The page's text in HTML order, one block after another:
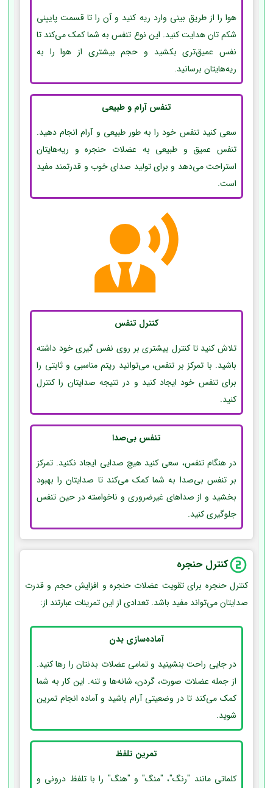
هوا را از طریق بینی وارد ریه کنید و آن را تا قسمت پایینی
شکم تان هدایت کنید. این نوع تنفس به شما کمک می‌کند تا
نفس عمیق‌تری بکشید و حجم بیشتری از هوا را به
ریه‌هایتان برسانید.
تنفس آرام و طبیعی
سعی کنید تنفس خود را به طور طبیعی و آرام انجام دهید.
تنفس عمیق و طبیعی به عضلات حنجره و ریه‌هایتان
استراحت می‌دهد و برای تولید صدای خوب و قدرتمند مفید
است.
کنترل تنفس
تلاش کنید تا کنترل بیشتری بر روی نفس گیری خود داشته
باشید. با تمرکز بر تنفس، می‌توانید ریتم مناسبی و ثابتی را
برای تنفس خود ایجاد کنید و در نتیجه صدایتان را کنترل
کنید.
تنفس بی‌صدا
در هنگام تنفس، سعی کنید هیچ صدایی ایجاد نکنید. تمرکز
بر تنفس بی‌صدا به شما کمک می‌کند تا صدایتان را بهبود
بخشید و از صداهای غیرضروری و ناخواسته در حین تنفس
جلوگیری کنید.
کنترل حنجره
کنترل حنجره برای تقویت عضلات حنجره و افزایش حجم و قدرت
صدایتان می‌تواند مفید باشد. تعدادی از این تمرینات عبارتند از:
آماده‌سازی بدن
در جایی راحت بنشینید و تمامی عضلات بدنتان را رها کنید.
از جمله عضلات صورت، گردن، شانه‌ها و تنه. این کار به شما
کمک می‌کند تا در وضعیتی آرام باشید و آماده انجام تمرین
شوید.
تمرین تلفظ
کلماتی مانند "رنگ"، "منگ" و "هنگ" را با تلفظ درونی و